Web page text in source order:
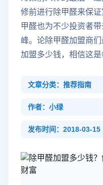
修前进行除甲醛来保
甲醛也为不少投资者
峰。论除甲醛加盟商
加盟多少钱，相信这
文章分类：推荐指南
作者：小绿
发布时间：2018-03-15